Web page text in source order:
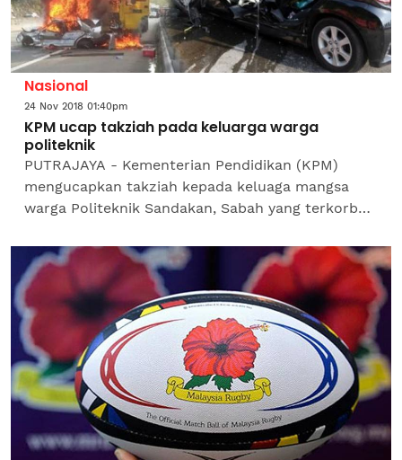
Nasional
24 Nov 2018 01:40pm
KPM ucap takziah pada keluarga warga
politeknik
PUTRAJAYA - Kementerian Pendidikan (KPM)
mengucapkan takziah kepada keluaga mangsa
warga Politeknik Sandakan, Sabah yang terkorban
dalam kenyataan medianya...